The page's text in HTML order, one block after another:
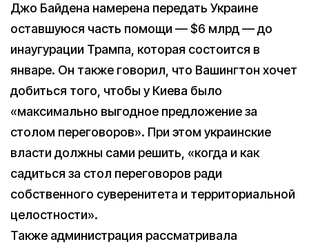
Джо Байдена намерена передать Украине
оставшуюся часть помощи — $6 млрд — до
инаугурации Трампа, которая состоится в
январе. Он также говорил, что Вашингтон хочет
добиться того, чтобы у Киева было
«максимально выгодное предложение за
столом переговоров». При этом украинские
власти должны сами решить, «когда и как
садиться за стол переговоров ради
собственного суверенитета и территориальной
целостности».
Также администрация рассматривала